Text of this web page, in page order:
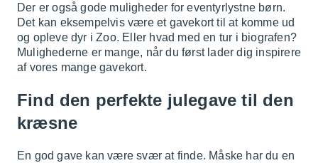
Der er også gode muligheder for eventyrlystne børn.
Det kan eksempelvis være et gavekort til at komme ud
og opleve dyr i Zoo. Eller hvad med en tur i biografen?
Mulighederne er mange, når du først lader dig inspirere
af vores mange gavekort.
Find den perfekte julegave til den
kræsne
En god gave kan være svær at finde. Måske har du en